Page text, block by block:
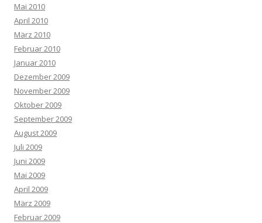
Mai 2010
April 2010
März 2010
Februar 2010
Januar 2010
Dezember 2009
November 2009
Oktober 2009
September 2009
August 2009
Juli 2009
Juni 2009
Mai 2009
April 2009
März 2009
Februar 2009